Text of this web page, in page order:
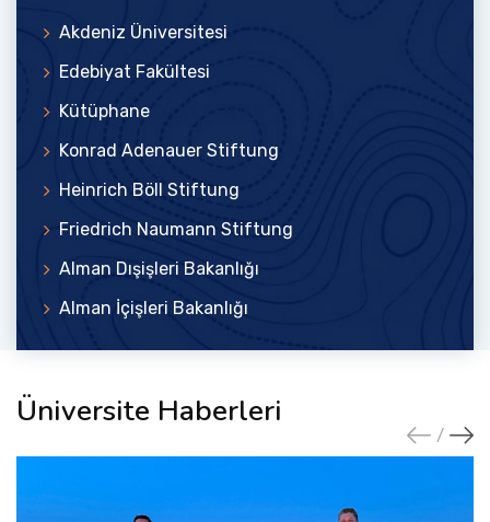
Akdeniz Üniversitesi
Edebiyat Fakültesi
Kütüphane
Konrad Adenauer Stiftung
Heinrich Böll Stiftung
Friedrich Naumann Stiftung
Alman Dışişleri Bakanlığı
Alman İçişleri Bakanlığı
Üniversite Haberleri